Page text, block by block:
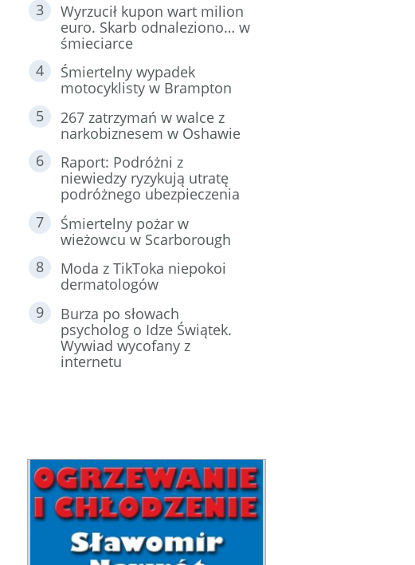
Wyrzucił kupon wart milion
euro. Skarb odnaleziono… w
śmieciarce
Śmiertelny wypadek
motocyklisty w Brampton
267 zatrzymań w walce z
narkobiznesem w Oshawie
Raport: Podróżni z
niewiedzy ryzykują utratę
podróżnego ubezpieczenia
Śmiertelny pożar w
wieżowcu w Scarborough
Moda z TikToka niepokoi
dermatologów
Burza po słowach
psycholog o Idze Świątek.
Wywiad wycofany z
internetu